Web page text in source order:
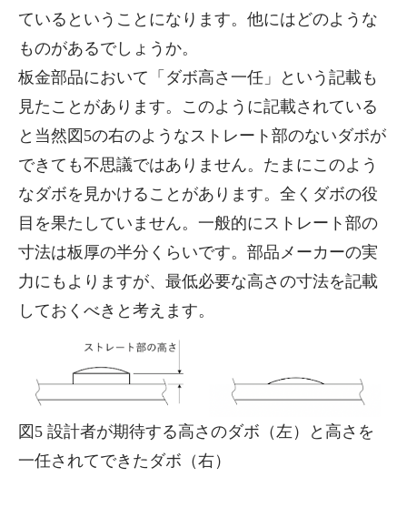
ているということになります。他にはどのような
ものがあるでしょうか。
板金部品において「ダボ高さ一任」という記載も
見たことがあります。このように記載されている
と当然図5の右のようなストレート部のないダボが
できても不思議ではありません。たまにこのよう
なダボを見かけることがあります。全くダボの役
目を果たしていません。一般的にストレート部の
寸法は板厚の半分くらいです。部品メーカーの実
力にもよりますが、最低必要な高さの寸法を記載
しておくべきと考えます。
図5 設計者が期待する高さのダボ（左）と高さを
一任されてできたダボ（右）